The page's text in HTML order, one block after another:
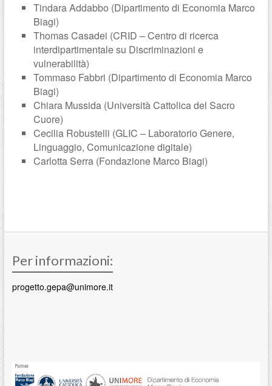
Tindara Addabbo (Dipartimento di Economia Marco
Biagi)
Thomas Casadei (CRID – Centro di ricerca
interdipartimentale su Discriminazioni e
vulnerabilità)
Tommaso Fabbri (Dipartimento di Economia Marco
Biagi)
Chiara Mussida (Università Cattolica del Sacro
Cuore)
Cecilia Robustelli (GLIC – Laboratorio Genere,
Linguaggio, Comunicazione digitale)
Carlotta Serra (Fondazione Marco Biagi)
Per informazioni:
progetto.gepa@unimore.it